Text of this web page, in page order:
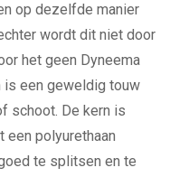
op dezelfde manier
wordt dit niet door
het geen Dyneema
is een geweldig touw
schoot. De kern is
een polyurethaan
te splitsen en te